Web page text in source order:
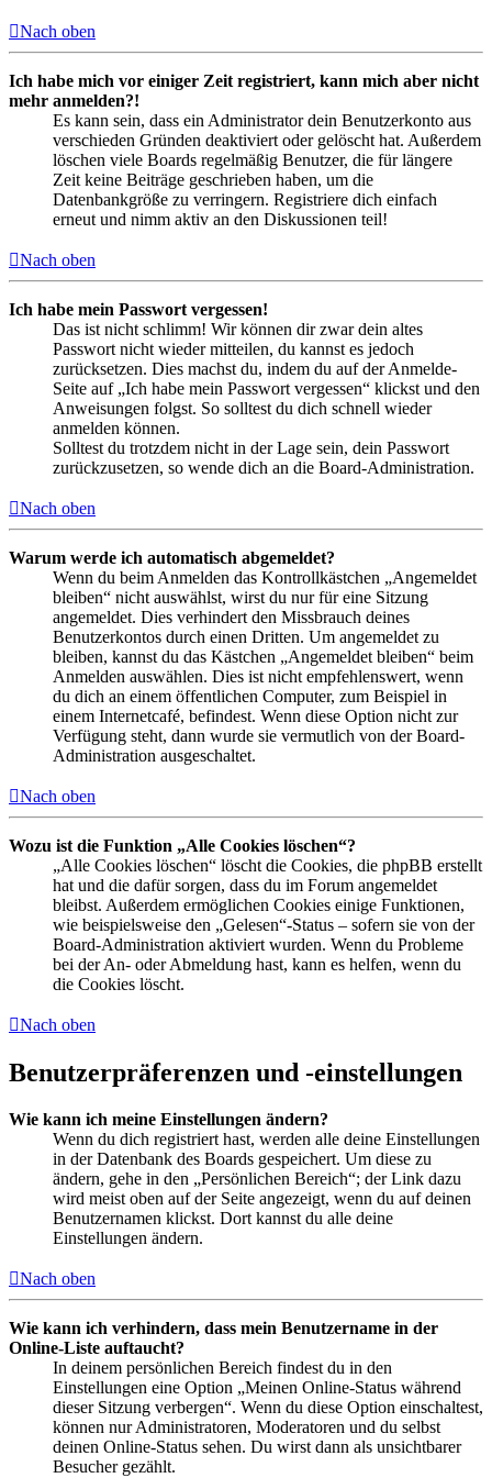
Nach oben
Ich habe mich vor einiger Zeit registriert, kann mich aber nicht
mehr anmelden?!
Es kann sein, dass ein Administrator dein Benutzerkonto aus
verschieden Gründen deaktiviert oder gelöscht hat. Außerdem
löschen viele Boards regelmäßig Benutzer, die für längere
Zeit keine Beiträge geschrieben haben, um die
Datenbankgröße zu verringern. Registriere dich einfach
erneut und nimm aktiv an den Diskussionen teil!
Nach oben
Ich habe mein Passwort vergessen!
Das ist nicht schlimm! Wir können dir zwar dein altes
Passwort nicht wieder mitteilen, du kannst es jedoch
zurücksetzen. Dies machst du, indem du auf der Anmelde-
Seite auf „Ich habe mein Passwort vergessen“ klickst und den
Anweisungen folgst. So solltest du dich schnell wieder
anmelden können.
Solltest du trotzdem nicht in der Lage sein, dein Passwort
zurückzusetzen, so wende dich an die Board-Administration.
Nach oben
Warum werde ich automatisch abgemeldet?
Wenn du beim Anmelden das Kontrollkästchen „Angemeldet
bleiben“ nicht auswählst, wirst du nur für eine Sitzung
angemeldet. Dies verhindert den Missbrauch deines
Benutzerkontos durch einen Dritten. Um angemeldet zu
bleiben, kannst du das Kästchen „Angemeldet bleiben“ beim
Anmelden auswählen. Dies ist nicht empfehlenswert, wenn
du dich an einem öffentlichen Computer, zum Beispiel in
einem Internetcafé, befindest. Wenn diese Option nicht zur
Verfügung steht, dann wurde sie vermutlich von der Board-
Administration ausgeschaltet.
Nach oben
Wozu ist die Funktion „Alle Cookies löschen“?
„Alle Cookies löschen“ löscht die Cookies, die phpBB erstellt
hat und die dafür sorgen, dass du im Forum angemeldet
bleibst. Außerdem ermöglichen Cookies einige Funktionen,
wie beispielsweise den „Gelesen“-Status – sofern sie von der
Board-Administration aktiviert wurden. Wenn du Probleme
bei der An- oder Abmeldung hast, kann es helfen, wenn du
die Cookies löscht.
Nach oben
Benutzerpräferenzen und -einstellungen
Wie kann ich meine Einstellungen ändern?
Wenn du dich registriert hast, werden alle deine Einstellungen
in der Datenbank des Boards gespeichert. Um diese zu
ändern, gehe in den „Persönlichen Bereich“; der Link dazu
wird meist oben auf der Seite angezeigt, wenn du auf deinen
Benutzernamen klickst. Dort kannst du alle deine
Einstellungen ändern.
Nach oben
Wie kann ich verhindern, dass mein Benutzername in der
Online-Liste auftaucht?
In deinem persönlichen Bereich findest du in den
Einstellungen eine Option „Meinen Online-Status während
dieser Sitzung verbergen“. Wenn du diese Option einschaltest,
können nur Administratoren, Moderatoren und du selbst
deinen Online-Status sehen. Du wirst dann als unsichtbarer
Besucher gezählt.